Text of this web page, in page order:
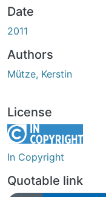
Date
2011
Authors
Mütze, Kerstin
License
In Copyright
Quotable link